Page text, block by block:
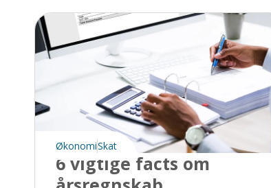
ØkonomiSkat
6 vigtige facts om